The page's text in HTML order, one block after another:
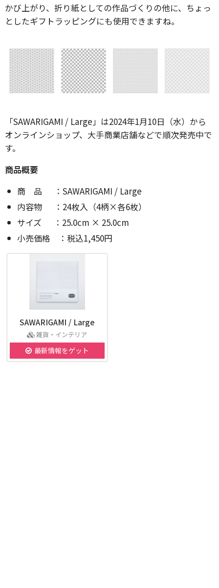
かび上がり、折り紙としての作品づくりの他に、ちょっ
としたギフトラッピングにも使用できますね。
「SAWARIGAMI / Large」は2024年1月10日（水）から
オンラインショップ、大手商業店舗などで順次発売中で
す。
商品概要
商 品 ：SAWARIGAMI / Large
内容物 ：24枚入（4柄×各6枚）
サイズ ：25.0cm × 25.0cm
小売価格 ：税込1,450円
SAWARIGAMI / Large
雑貨・インテリア
最新情報をゲット